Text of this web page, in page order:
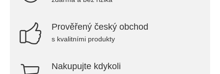
Prověřený český obchod
s kvalitními produkty
Nakupujte kdykoli